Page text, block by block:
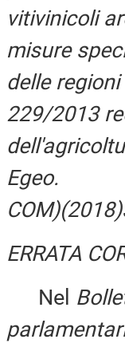
vitivinicoli
misure
delle
229/2013
Egeo.
ERRATA
Nel